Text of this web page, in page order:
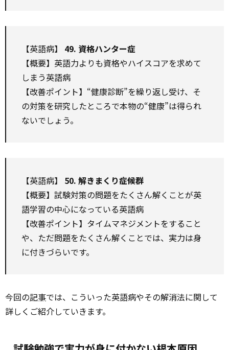
【英語病】
49. 資格ハンター症
【概要】英語力よりも資格やハイスコアを求めて
しまう英語病
【改善ポイント】“健康診断”を繰り返し受け、そ
の対策を研究したところで本物の“健康”は得られ
ないでしょう。
【英語病】
50. 解きまくり症候群
【概要】試験対策の問題をたくさん解くことが英
語学習の中心になっている英語病
【改善ポイント】タイムマネジメントをすること
や、ただ問題をたくさん解くことでは、実力は身
に付きづらいです。
今回の記事では、こういった英語病やその解消法に関して
詳しくご紹介していきます。